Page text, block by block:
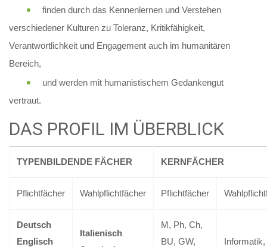
finden durch das Kennenlernen und Verstehen
verschiedener Kulturen zu Toleranz, Kritikfähigkeit,
Verantwortlichkeit und Engagement auch im humanitären
Bereich,
und werden mit humanistischem Gedankengut
vertraut.
DAS PROFIL IM ÜBERBLICK
TYPENBILDENDE FÄCHER KERNFÄCHER
Pflichtfächer Wahlpflichtfächer Pflichtfächer
Deutsch
Englisch
Italienisch
M, Ph, Ch,
BU, GW,
Informatik,